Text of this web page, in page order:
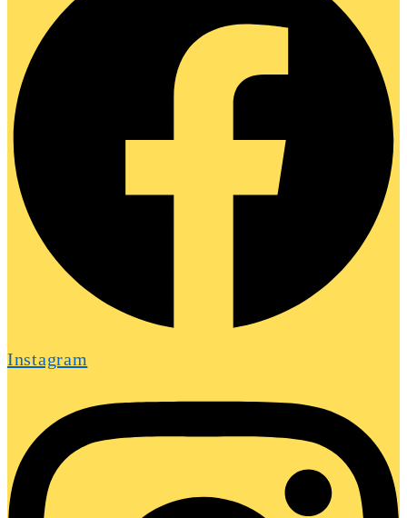
Instagram